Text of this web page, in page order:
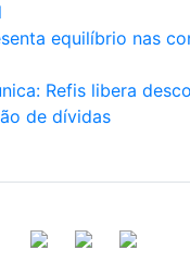
equilíbrio nas
Refis libera
de dívidas